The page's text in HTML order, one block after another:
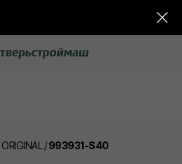
ORIGINAL /993931-S40